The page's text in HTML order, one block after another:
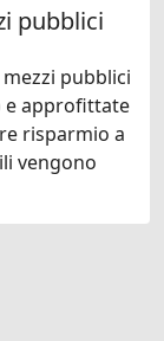
pubblici
pubblici
e approfittate
risparmio a
vengono